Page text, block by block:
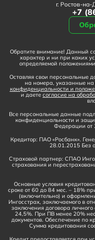
г. Ростов-
+7
Обратите внимание! Данный
характер и ни при каких
определяемой
Оставляя свои персональные
на номера, указанные на
конфиденциальности и
и даете согласие на
Все персональные данные
конфиденциальности и
Федерации
Кредитор: ПАО «Росбанк».
28.01.2015 Без
Страховой партнер: СПАО
страхования и
Основные условия
сроке от 60 до 84 мес. – 18%
(включительно) и
Ингосстрах, заключаемого в
заключения договора
24,5%. При ПВ менее 20%
документов. Обеспечение по
Сумма кредитования